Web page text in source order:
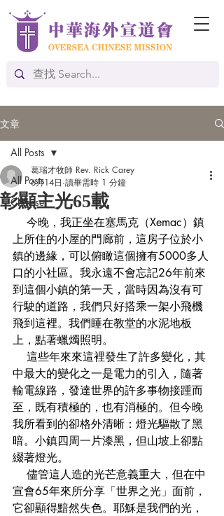
文章
All Posts
Chinese
All Posts
彰顯主光65載
葛瑞才牧師 Rev. Rick Carey
6月14日 讀畢需時 1 分鐘
今晚，我正坐在塞馬克（Xemac）鎮
上所住的小屋的門廊前，這房子位於小
鎮的邊緣，可以俯瞰這個擁有5000多人
口的小社區。我永遠不會忘記26年前來
到這個小鎮的第一天，當時因為沒有可
行駛的道路，我們只好搭乘一架小飛機
飛到這裡。我們睡在教堂的水泥地板
上，點著蠟燭照明。
這些年來來這裡發生了許多變化，其
中最大的變化之一是電力的引入，隨著
輸電線路，發達世界的許多事物接踵而
至，既有積極的，也有消極的。但今晚
我所看到的卻格外清晰：燈光驅散了黑
暗。小鎮四周一片漆黑，但山坡上卻點
綴著燈光。
儘管這人造的光芒意義重大，但在中
宣會65年來所分享「世界之光」面前，
它卻顯得黯然失色。耶穌是我們的光，